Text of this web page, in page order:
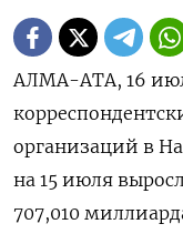
АЛМА-АТА, 16
организаций в
на 15 июля
707,010